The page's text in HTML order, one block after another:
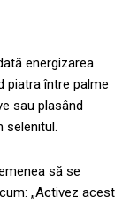
energizarea
piatra între palme
sau plasând
selenitul.
să se
„Activez acest